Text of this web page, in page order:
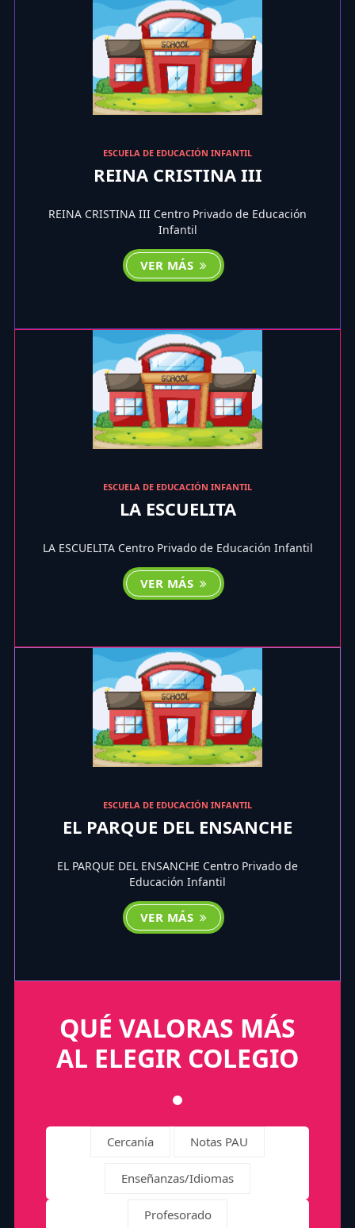
ESCUELA DE EDUCACIÓN INFANTIL
REINA CRISTINA III
REINA CRISTINA III Centro Privado de Educación
Infantil
VER MÁS
ESCUELA DE EDUCACIÓN INFANTIL
LA ESCUELITA
LA ESCUELITA Centro Privado de Educación Infantil
VER MÁS
ESCUELA DE EDUCACIÓN INFANTIL
EL PARQUE DEL ENSANCHE
EL PARQUE DEL ENSANCHE Centro Privado de
Educación Infantil
VER MÁS
QUÉ VALORAS MÁS
AL ELEGIR COLEGIO
Cercanía Notas PAU
Enseñanzas/Idiomas
Profesorado